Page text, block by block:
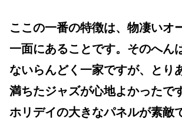
ここの一番の特徴は、物凄いオ
一面にあることです。そのへん
ないらんどく一家ですが、とり
満ちたジャズが心地よかったで
ホリデイの大きなパネルが素敵